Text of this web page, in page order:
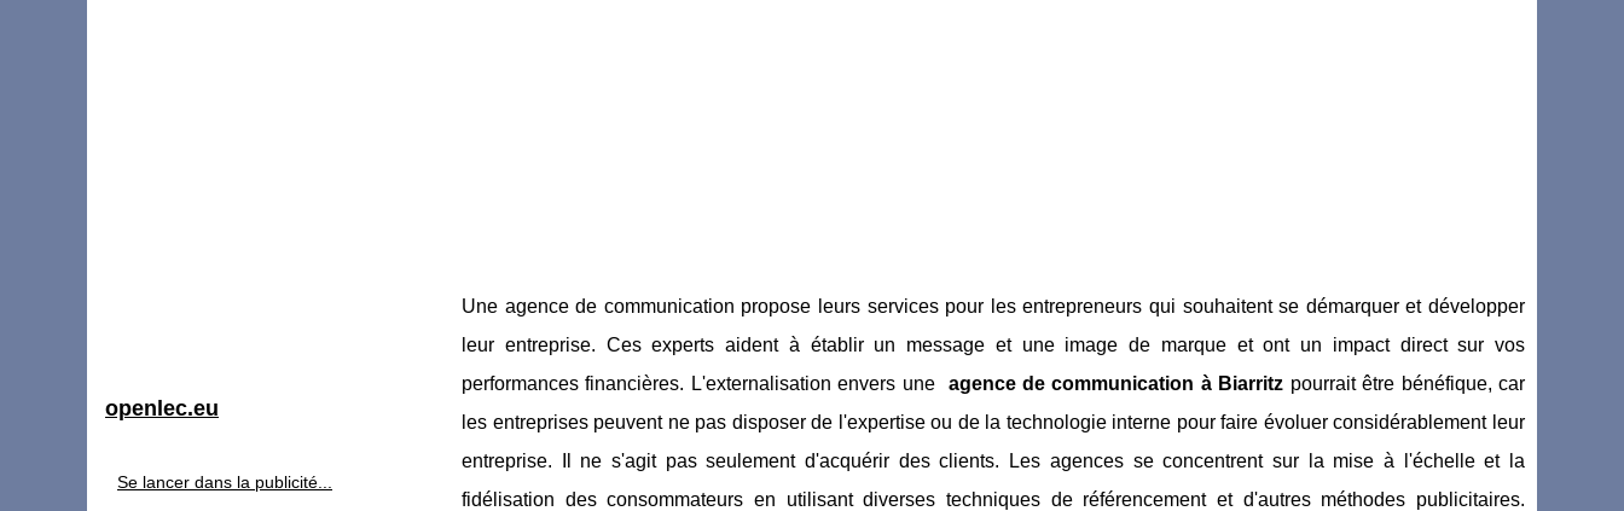
Une agence de communication propose leurs services pour les entrepreneurs qui souhaitent se démarquer et développer
leur entreprise. Ces experts aident à établir un message et une image de marque et ont un impact direct sur vos
performances financières. L'externalisation envers une agence de communication à Biarritz pourrait être bénéfique, car
les entreprises peuvent ne pas disposer de l'expertise ou de la technologie interne pour faire évoluer considérablement leur
entreprise. Il ne s'agit pas seulement d'acquérir des clients. Les agences se concentrent sur la mise à l'échelle et la
fidélisation des consommateurs en utilisant diverses techniques de référencement et d'autres méthodes publicitaires.
openlec.eu
Se lancer dans la publicité...